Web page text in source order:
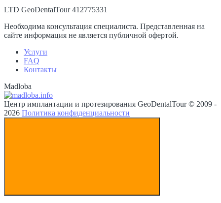
LTD GeoDentalTour 412775331
Необходима консультация специалиста. Представленная на
сайте информация не является публичной офертой.
Услуги
FAQ
Контакты
Madloba
Центр имплантации и протезирования GeoDentalTour © 2009 -
2026 Политика конфиденциальности